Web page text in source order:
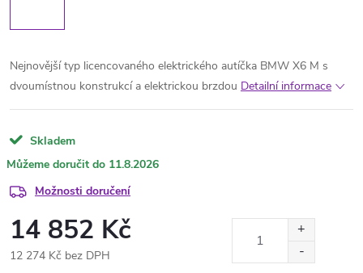
Nejnovější typ licencovaného elektrického autíčka BMW X6 M s
dvoumístnou konstrukcí a elektrickou brzdou Detailní informace
Skladem
11.8.2026
Možnosti doručení
14 852 Kč
12 274 Kč bez DPH